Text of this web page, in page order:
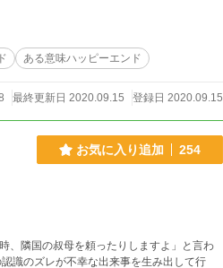
ある意味ハッピーエンド
最終更新日 2020.09.15 登録日 2020.09.15
お気に入り追加 254
、隣国の叔母を頼ったりしますよ」と言わ